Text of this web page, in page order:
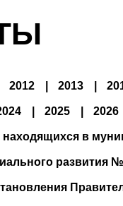
2012 2013
2025 2026
в
развития